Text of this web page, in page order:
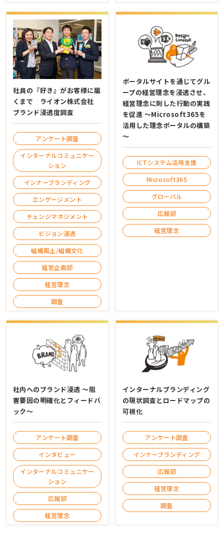
社員の『好き』がお客様に届
くまで ライオン株式会社
ブランド浸透度調査
アンケート調査
インターナルコミュニケー
ション
インナーブランディング
エンゲージメント
チェンジマネジメント
ビジョン浸透
組織風土/組織文化
経営企画部
経営理念
調査
ポータルサイトを通じてグル
ープの経営理念を浸透させ、
経営理念に則した行動の実践
を促進 ～Microsoft365を
活用した理念ポータルの構築
～
ICTシステム活用支援
Microsoft365
グローバル
広報部
経営理念
社内へのブランド浸透 ～阻
害要因の明確化とフィードバ
ック～
アンケート調査
インタビュー
インターナルコミュニケー
ション
広報部
経営理念
インターナルブランディング
の現状調査とロードマップの
可視化
アンケート調査
インナーブランディング
広報部
経営理念
調査